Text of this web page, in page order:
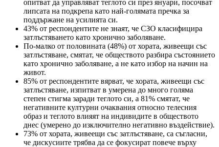
опитват да управляват теглото си през януари, посочват
липсата на подкрепа като най-голямата пречка за
поддържане на усилията си.
43% от респондентите не знаят, че СЗО класифицира
затлъстяването като хронично заболяване.
По-малко от половината (48%) от хората, живеещи със
затлъстяване, смятат, че обществото разбира състоянието
като хронично заболяване, а не като избор на начин на
живот.
85% от респондентите вярват, че хората, живеещи със
затлъстяване, изпитват в умерена до много голяма
степен стигма заради теглото си, а 81% смятат, че
негативните културни очаквания относно телесния
образ и теглото влияят на индивидите в обществото
днес (умерено до изключително негативно въздействие).
73% от хората, живеещи със затлъстяване, са съгласни,
че дискусиите трябва да се фокусират повече върху